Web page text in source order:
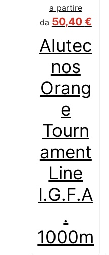
Alutec
nos
Orang
e
Tourn
ament
Line
I.G.F.A
.
1000m
a partire
da 50,40 €